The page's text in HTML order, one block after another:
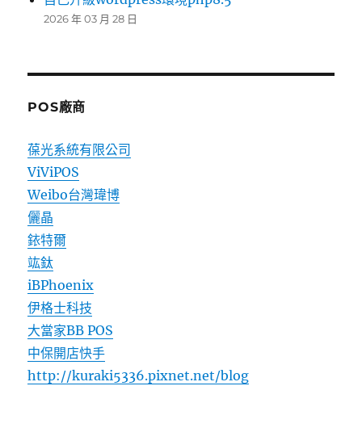
2026 年 03 月 28 日
POS廠商
葆光系統有限公司
ViViPOS
Weibo台灣瑋博
儷晶
銥特爾
竑鈦
iBPhoenix
伊格士科技
大當家BB POS
中保開店快手
http://kuraki5336.pixnet.net/blog